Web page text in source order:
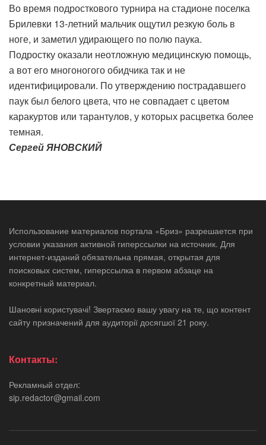
Во время подросткового турнира на стадионе поселка
Брилевки 13-летний мальчик ощутил резкую боль в
ноге, и заметил удирающего по полю паука.
Подростку оказали неотложную медицинскую помощь,
а вот его многоногого обидчика так и не
идентифицировали. По утверждению пострадавшего
паук был белого цвета, что не совпадает с цветом
каракуртов или тарантулов, у которых расцветка более
темная.
Сергей ЯНОВСКИЙ
Использование материалов портала «Бриз» разрешается при
условии указания активной гиперссылки на источник. Для
интернет-изданий обязательна прямая, открытая для
поисковых систем, гиперссылка в первом абзаце на
конкретный материал.
Шановні користувачі! Звертаємо вашу увагу на те, що контент
сайту призначений для аудиторії досягшої 21 року.
Контакты:
Рекламный отдел:
sip.redactor@gmail.com